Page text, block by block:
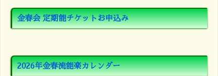
金春会 定期能チケットお申込み
2026年金春流能楽カレンダー